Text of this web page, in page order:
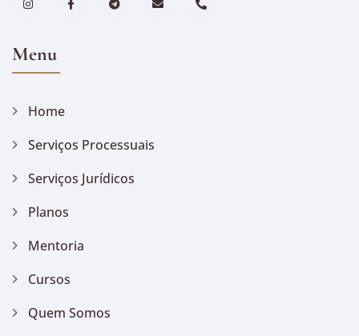
Menu
Home
Serviços Processuais
Serviços Jurídicos
Planos
Mentoria
Cursos
Quem Somos